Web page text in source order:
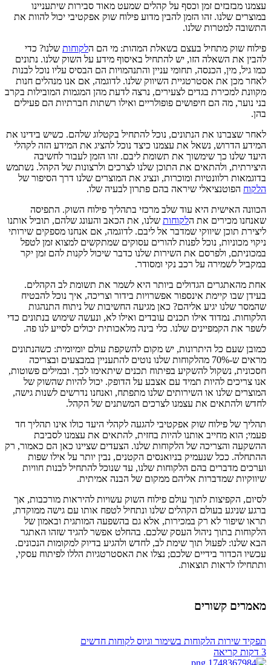
עצמנו מבזבזים זמן וכסף על קהלים שמעט מאוד סבירות שיתעניינו
במוצרים שלנו. זהו הזמן להבין מדוע פילוח שוק אפקטיבי יכול להוות את
התשובה למטרות שלנו.
פילוח שוק מתחיל בעצם בשאלת המהות: מי הם הלקוחות שלנו? כדי
להבין את השאלה הזו, יש להתחיל באיסוף מידע על השוק שלנו. נתונים
כמו גיל, מין, הכנסה, תחומי עניין והתנהמויות הם הבסיס עליו נוכל לבנות
לאחר מכן את אסטרטגיית השיווק שלנו. לדוגמה, אם אנו מנהלים חנות
מקוונת למכירת בגדים לצעירים, נרצה לדעת מהן המגמות המובילות בקרב
בני נוער, מה הם חיפושים פופולריים ואילו רשתות חברתיות הם פעילים
בהן.
לאחר שצברנו את הנתונים, נוכל להתחיל בקטלוג שלהם. כשיש בידינו את
המידע הדרוש, נשאל את עצמנו כיצד נוכל להציג את המידע הזה לקהלי
היעד שלנו כך שימשוך את תשומת ליבם. זהו הזמן לעבור לחשיבה
היצירתית, ולהתאים את התוכן שלנו לצרכים ולרצונות של הקהל. נשתמש
בדוגמאות רלוונטיות ומוכרות, ונציג את המוצרים שלנו דרך הסיפור של
הלקוח הפוטנציאלי שיראה בהם פתרון לבעיה שלו.
הכוונה האישית היא עוד שלב מרכזי בתהליך פילוח השוק. התפיסה
שאנחנו מכירים את הלקוחות שלנו, את הכאב והעונג שלהם, תוביל אותנו
ליצירת תוכן שיווקי שמדבר אל ליבם. לדוגמה, אם אנחנו מספקים שירותי
ניקוי מכוניות, נוכל לפנות להורים עסוקים שמתקשים למצוא זמן לטפל
במכוניתם, ולפרסם את השירות שלנו כדבר שיכול לקנות להם זמן יקר
במקביל לשמירה על רכב נקי ומסודר.
אחת מהאתגרים הגדולים ביותר היא לשמר את תשומת לב הקהלים.
בעידן שבו קיימת אינספור אפשרויות בידור וצריכה, איך נוכל להבטיח
שהמסר שלנו יגיע אליהם? כאן מגיעה החשיבות של ניתוח התנהגות
הלקוחות. נמדוד אילו תכנים עובדים ואילו לא, ונעשה שימוש בנתונים כדי
לשפר את הקמפיינים שלנו. כלי בינה מלאכותית יכולים לסייע לנו פה.
כמובן שעם כל היתרונות, יש מקום להשקפת עולם יומיומית: כשהנתונים
מראים ש-70% מהלקוחות שלנו נוטים להתעניין במבצעים ובצריכה
חסכונית, נשקול להשקיע בפיתוח תכנים שיתאימו לכך. ובמילים פשוטות,
אנו צריכים להיות תמיד עם אצבע על הדופק. יכול להיות שהשוק של
המוצרים שלנו או השירותים שלנו מתפתח, ואנחנו נדרשים לשנות גישה,
לחדש ולהתאים את עצמנו לצרכים המשתנים של הקהל.
תהליך של פילוח שוק אפקטיבי להגעה לקהלי היעד כולו אינו תהליך חד
פעמי; הוא מחייב אותנו להיות בחזית, להתאים את עצמנו לסביבת
ההשקעה והצריכה של הלקוחות שלנו. הצעדים שציינו כאן הם כאמור, רק
ההתחלה. ככל שנעמיק בניואנסים הקטנים, נבין יותר על אילו שפות
וערכים מדברים בהם הלקוחות שלנו, עד שנוכל להתחיל לבנות חוויות
שיווקיות שמדברות אליהם ממקום של הבנה אמיתית.
לסיום, הקפיצות לתוך עולם פילוח השוק עשויות להיראות מורכבות, אך
ברגע שניגע בעולם הקהלים שלנו ונתחיל לטפח אותו עם גישה ממוקדת,
תראו שיפור לא רק במכירות, אלא גם בהשפעה המותגית ובאמון של
הלקוחות בתוך ניהול העסק שלכם. בהחלט אפשר להגיד שזהו האתגר
הבא שלנו: לפעול תוך שימת לב, לחדש ולהגיע בדיוק למקומות הנכונים.
עכשיו הכדור בידיים שלכם; נצלו את האסטרטגיות הללו לפיתוח עסקי,
ותתחילו לראות תוצאות.
מאמרים קשורים
תפקיד שירות הלקוחות בשימור וגיוס לקוחות חדשים
3 דקות קריאה